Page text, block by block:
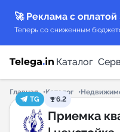
🚀 Реклама с
Теперь со сниженным
Каталог
Каталог каналов
Главная Каталог
TG
6.2
Приемка